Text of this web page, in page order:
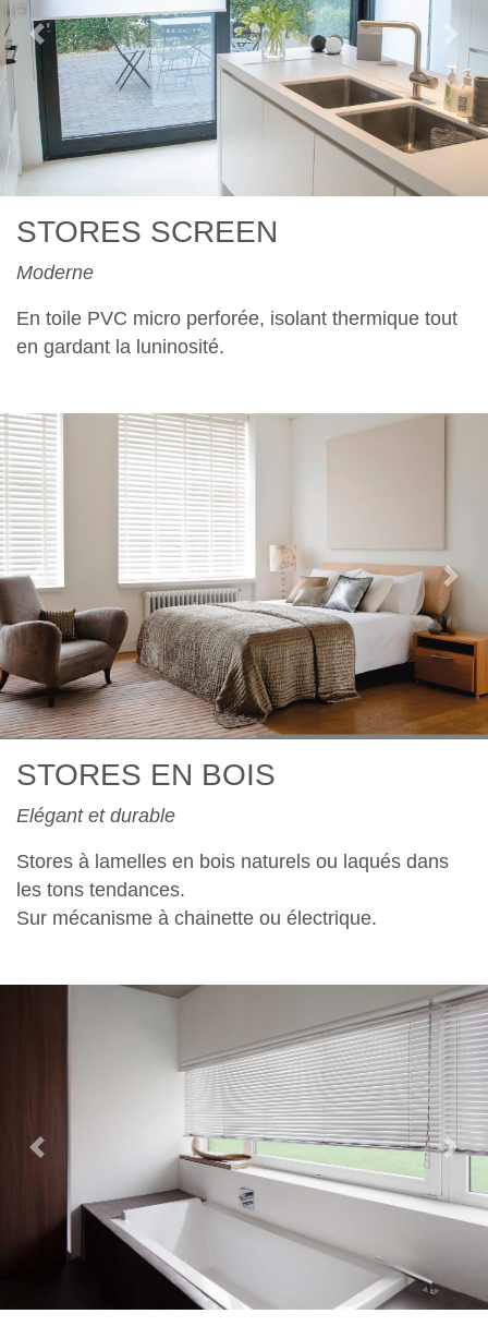
Previous
STORES SCREEN
Moderne
En toile PVC micro perforée, isolant thermique tout
en gardant la luninosité.
Previous
STORES EN BOIS
Elégant et durable
Stores à lamelles en bois naturels ou laqués dans
les tons tendances.
Sur mécanisme à chainette ou électrique.
Previous